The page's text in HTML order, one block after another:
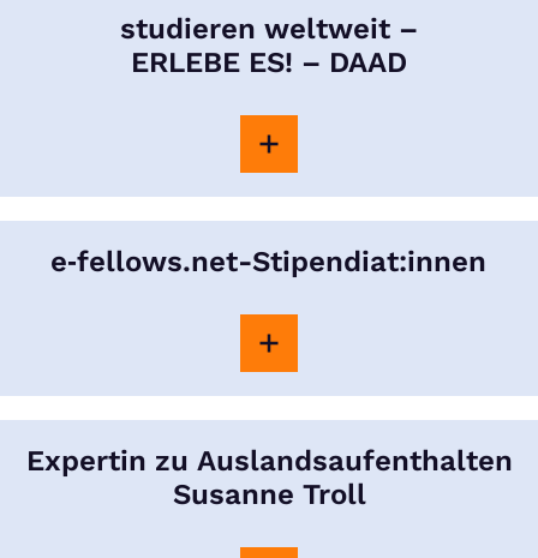
studieren weltweit –
ERLEBE ES! – DAAD
e‑fellows.net-Stipendiat:innen
Expertin zu Auslandsaufenthalten
Susanne Troll